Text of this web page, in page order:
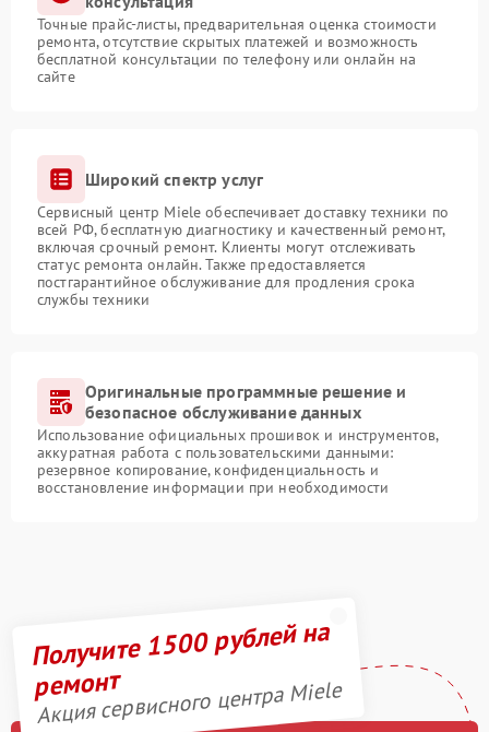
Точные прайс-листы, предварительная оценка стоимости
ремонта, отсутствие скрытых платежей и возможность
бесплатной консультации по телефону или онлайн на
сайте
Широкий спектр услуг
Сервисный центр Miele обеспечивает доставку техники по
всей РФ, бесплатную диагностику и качественный ремонт,
включая срочный ремонт. Клиенты могут отслеживать
статус ремонта онлайн. Также предоставляется
постгарантийное обслуживание для продления срока
службы техники
Оригинальные программные решение и
безопасное обслуживание данных
Использование официальных прошивок и инструментов,
аккуратная работа с пользовательскими данными:
резервное копирование, конфиденциальность и
восстановление информации при необходимости
Получите 1500 рублей на
ремонт
Акция сервисного центра Miele